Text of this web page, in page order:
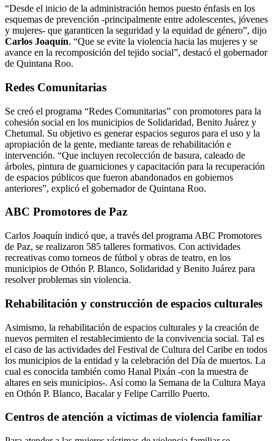
“Desde el inicio de la administración hemos puesto énfasis en los
esquemas de prevención -principalmente entre adolescentes, jóvenes
y mujeres- que garanticen la seguridad y la equidad de género”, dijo
Carlos Joaquín. “Que se evite la violencia hacia las mujeres y se
avance en la recomposición del tejido social”, destacó el gobernador
de Quintana Roo.
Redes Comunitarias
Se creó el programa “Redes Comunitarias” con promotores para la
cohesión social en los municipios de Solidaridad, Benito Juárez y
Chetumal. Su objetivo es generar espacios seguros para el uso y la
apropiación de la gente, mediante tareas de rehabilitación e
intervención. “Que incluyen recolección de basura, caleado de
árboles, pintura de guarniciones y capacitación para la recuperación
de espacios públicos que fueron abandonados en gobiernos
anteriores”, explicó el gobernador de Quintana Roo.
ABC Promotores de Paz
Carlos Joaquín indicó que, a través del programa ABC Promotores
de Paz, se realizaron 585 talleres formativos. Con actividades
recreativas como torneos de fútbol y obras de teatro, en los
municipios de Othón P. Blanco, Solidaridad y Benito Juárez para
resolver problemas sin violencia.
Rehabilitación y construcción de espacios culturales
Asimismo, la rehabilitación de espacios culturales y la creación de
nuevos permiten el restablecimiento de la convivencia social. Tal es
el caso de las actividades del Festival de Cultura del Caribe en todos
los municipios de la entidad y la celebración del Día de muertos. La
cual es conocida también como Hanal Pixán -con la muestra de
altares en seis municipios-. Así como la Semana de la Cultura Maya
en Othón P. Blanco, Bacalar y Felipe Carrillo Puerto.
Centros de atención a víctimas de violencia familiar